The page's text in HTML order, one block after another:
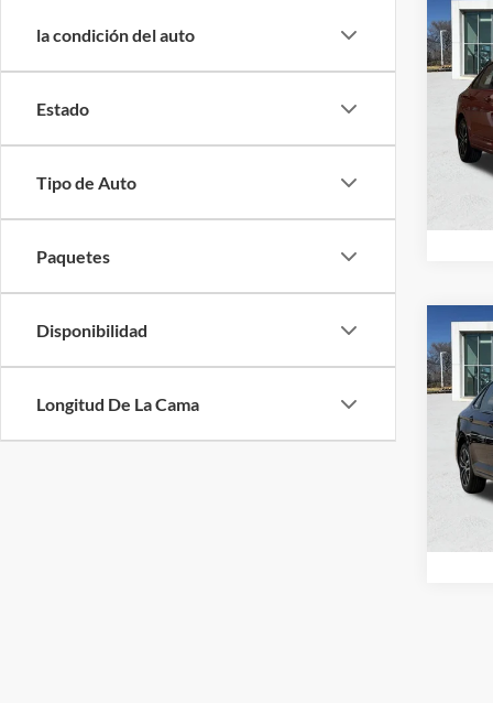
la condición del auto
Estado
Tipo de Auto
Paquetes
Disponibilidad
Longitud De La Cama
2026
1.5T
VIN:
Valores:
2026
1.5T
VIN: